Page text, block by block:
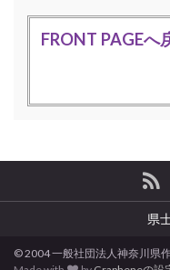
FRONT PAGEへ
県
© 2004 一般社団法人神奈川県